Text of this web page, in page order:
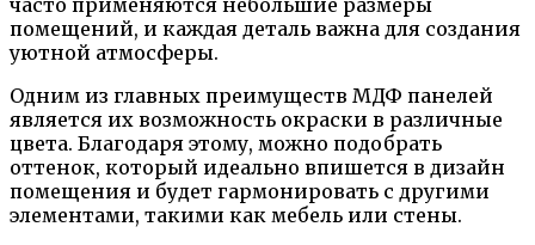
часто применяются небольшие размеры
помещений, и каждая деталь важна для создания
уютной атмосферы.
Одним из главных преимуществ МДФ панелей
является их возможность окраски в различные
цвета. Благодаря этому, можно подобрать
оттенок, который идеально впишется в дизайн
помещения и будет гармонировать с другими
элементами, такими как мебель или стены.